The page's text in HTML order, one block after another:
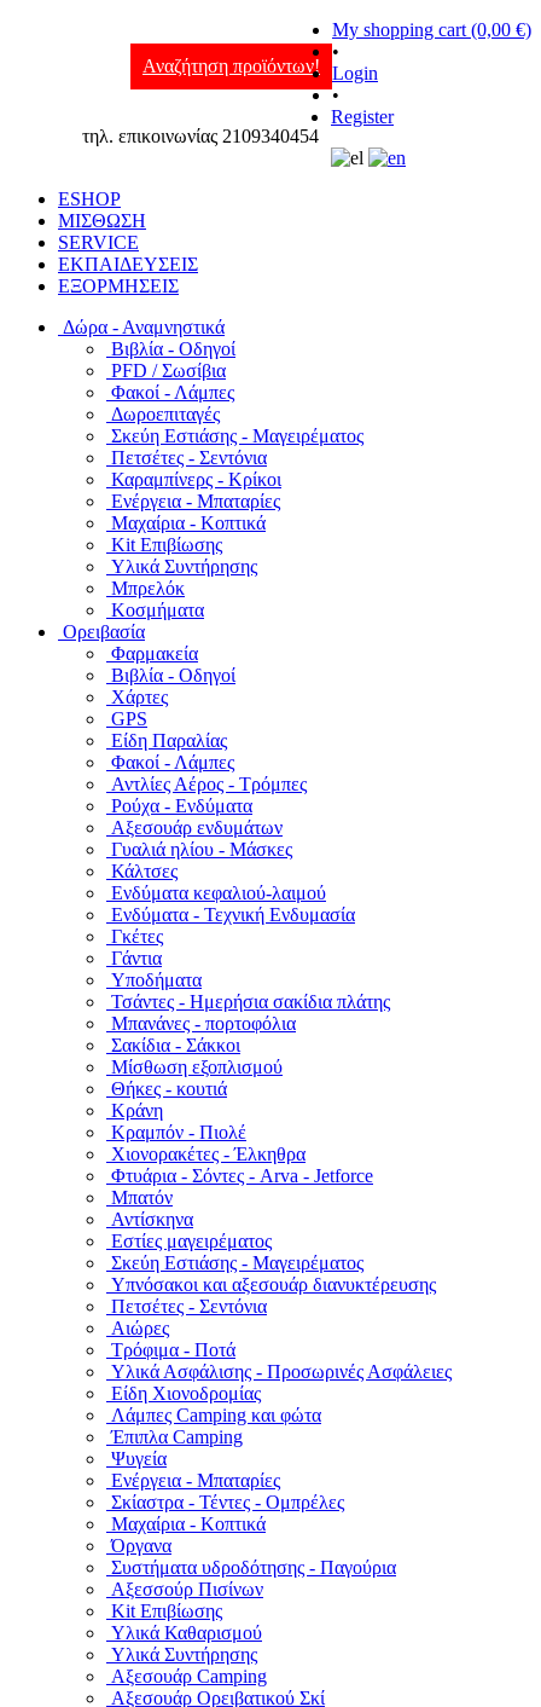
Αναζήτηση προϊόντων!
τηλ. επικοινωνίας 2109340454
My shopping cart (0,00 €)
•
Login
•
Register
ESHOP
ΜΙΣΘΩΣΗ
SERVICE
ΕΚΠΑΙΔΕΥΣΕΙΣ
ΕΞΟΡΜΗΣΕΙΣ
Δώρα - Αναμνηστικά
Βιβλία - Οδηγοί
PFD / Σωσίβια
Φακοί - Λάμπες
Δωροεπιταγές
Σκεύη Εστιάσης - Μαγειρέματος
Πετσέτες - Σεντόνια
Καραμπίνερς - Κρίκοι
Ενέργεια - Μπαταρίες
Μαχαίρια - Κοπτικά
Kit Επιβίωσης
Υλικά Συντήρησης
Μπρελόκ
Κοσμήματα
Ορειβασία
Φαρμακεία
Βιβλία - Οδηγοί
Χάρτες
GPS
Είδη Παραλίας
Φακοί - Λάμπες
Αντλίες Αέρος - Τρόμπες
Ρούχα - Ενδύματα
Αξεσουάρ ενδυμάτων
Γυαλιά ηλίου - Μάσκες
Κάλτσες
Ενδύματα κεφαλιού-λαιμού
Ενδύματα - Τεχνική Ενδυμασία
Γκέτες
Γάντια
Υποδήματα
Τσάντες - Ημερήσια σακίδια πλάτης
Μπανάνες - πορτοφόλια
Σακίδια - Σάκκοι
Μίσθωση εξοπλισμού
Θήκες - κουτιά
Κράνη
Κραμπόν - Πιολέ
Χιονορακέτες - Έλκηθρα
Φτυάρια - Σόντες - Arva - Jetforce
Μπατόν
Αντίσκηνα
Εστίες μαγειρέματος
Σκεύη Εστιάσης - Μαγειρέματος
Υπνόσακοι και αξεσουάρ διανυκτέρευσης
Πετσέτες - Σεντόνια
Αιώρες
Τρόφιμα - Ποτά
Υλικά Ασφάλισης - Προσωρινές Ασφάλειες
Είδη Χιονοδρομίας
Λάμπες Camping και φώτα
Έπιπλα Camping
Ψυγεία
Ενέργεια - Μπαταρίες
Σκίαστρα - Τέντες - Ομπρέλες
Μαχαίρια - Κοπτικά
Όργανα
Συστήματα υδροδότησης - Παγούρια
Αξεσσούρ Πισίνων
Kit Επιβίωσης
Υλικά Καθαρισμού
Υλικά Συντήρησης
Αξεσουάρ Camping
Αξεσουάρ Ορειβατικού Σκί